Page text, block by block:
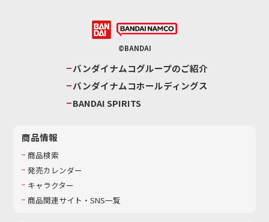
©BANDAI
バンダイナムコグループのご紹介
バンダイナムコホールディングス
BANDAI SPIRITS
商品情報
商品検索
発売カレンダー
キャラクター
商品関連サイト・SNS一覧